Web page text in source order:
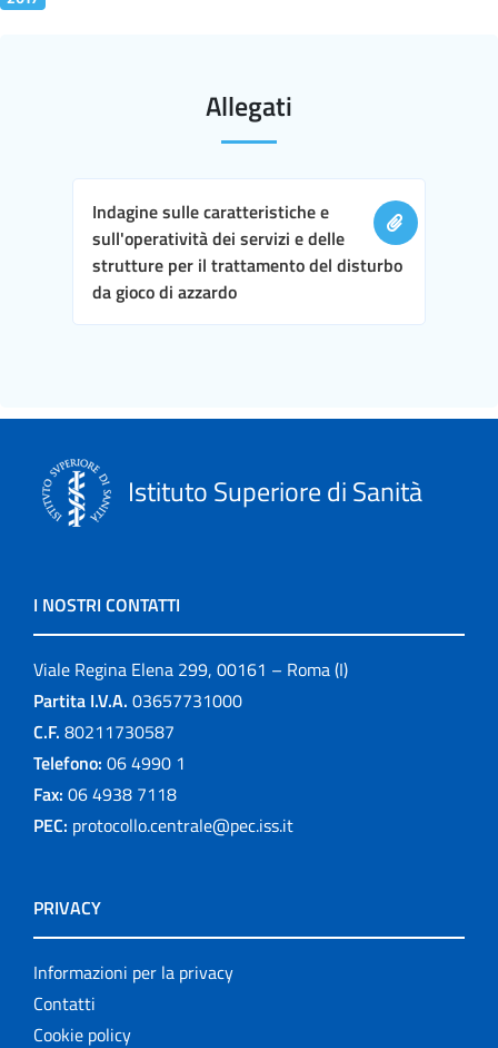
Allegati
Indagine sulle caratteristiche e
sull'operatività dei servizi e delle
strutture per il trattamento del disturbo
da gioco di azzardo
Istituto Superiore di Sanità
I NOSTRI CONTATTI
Viale Regina Elena 299, 00161 – Roma (I)
Partita I.V.A. 03657731000
C.F. 80211730587
Telefono: 06 4990 1
Fax: 06 4938 7118
PEC: protocollo.centrale@pec.iss.it
PRIVACY
Informazioni per la privacy
Contatti
Cookie policy